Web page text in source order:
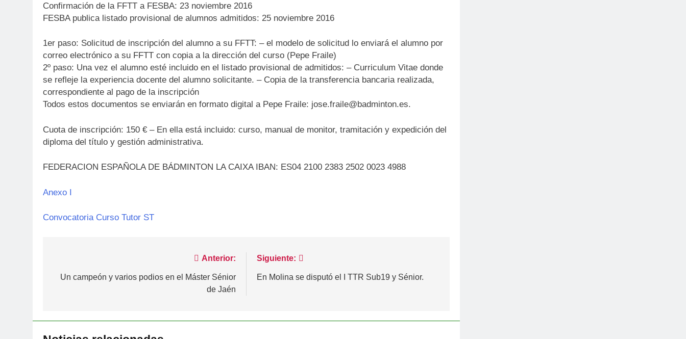
Confirmación de la FFTT a FESBA: 23 noviembre 2016
FESBA publica listado provisional de alumnos admitidos: 25 noviembre 2016
1er paso: Solicitud de inscripción del alumno a su FFTT: – el modelo de solicitud lo enviará el alumno por
correo electrónico a su FFTT con copia a la dirección del curso (Pepe Fraile)
2º paso: Una vez el alumno esté incluido en el listado provisional de admitidos: – Curriculum Vitae donde
se refleje la experiencia docente del alumno solicitante. – Copia de la transferencia bancaria realizada,
correspondiente al pago de la inscripción
Todos estos documentos se enviarán en formato digital a Pepe Fraile: jose.fraile@badminton.es.
Cuota de inscripción: 150 € – En ella está incluido: curso, manual de monitor, tramitación y expedición del
diploma del título y gestión administrativa.
FEDERACION ESPAÑOLA DE BÁDMINTON LA CAIXA IBAN: ES04 2100 2383 2502 0023 4988
Anexo I
Convocatoria Curso Tutor ST
de
Anterior:
Un campeón y varios podios en el Máster Sénior
de Jaén
Siguiente:
En Molina se disputó el I TTR Sub19 y Sénior.